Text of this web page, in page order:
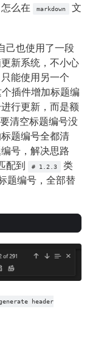
么在
markdown
文
己也使用了一段
新系统，不小心
能使用另一个
插件增加标题编
行更新，而是额
要清空标题编号没
题编号全都清
号，解决思路
配到 # 1.2.3
类
题编号，全部替
header